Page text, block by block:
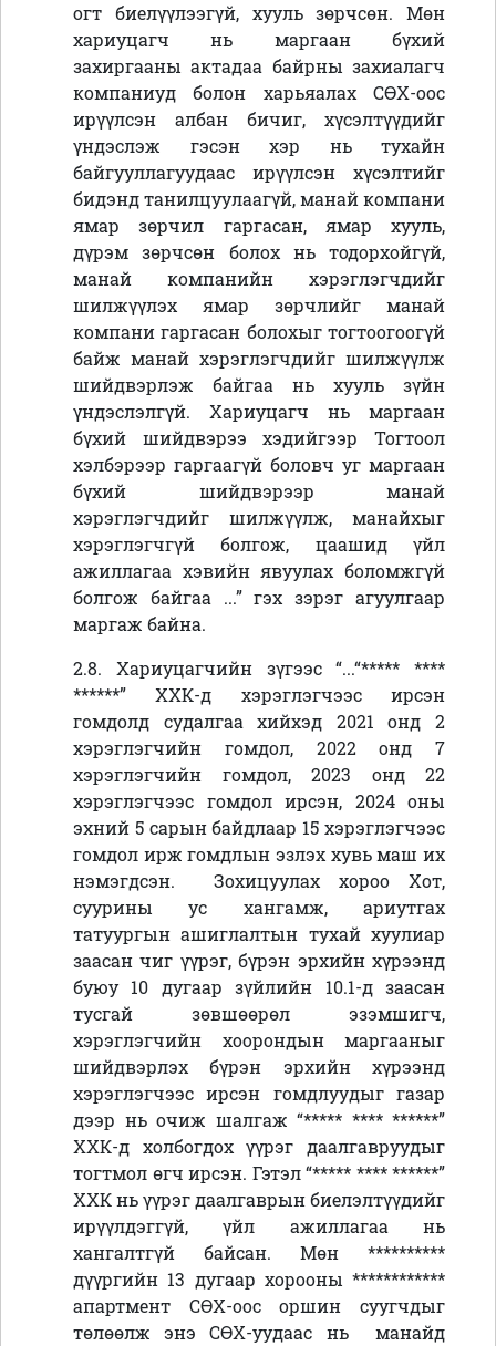
огт биелүүлээгүй, хууль зөрчсөн. Мөн
хариуцагч нь маргаан бүхий
захиргааны актадаа байрны захиалагч
компаниуд болон харьяалах СӨХ-оос
ирүүлсэн албан бичиг, хүсэлтүүдийг
үндэслэж гэсэн хэр нь тухайн
байгууллагуудаас ирүүлсэн хүсэлтийг
бидэнд танилцуулаагүй, манай компани
ямар зөрчил гаргасан, ямар хууль,
дүрэм зөрчсөн болох нь тодорхойгүй,
манай компанийн хэрэглэгчдийг
шилжүүлэх ямар зөрчлийг манай
компани гаргасан болохыг тогтоогоогүй
байж манай хэрэглэгчдийг шилжүүлж
шийдвэрлэж байгаа нь хууль зүйн
үндэслэлгүй. Хариуцагч нь маргаан
бүхий шийдвэрээ хэдийгээр Тогтоол
хэлбэрээр гаргаагүй боловч уг маргаан
бүхий шийдвэрээр манай
хэрэглэгчдийг шилжүүлж, манайхыг
хэрэглэгчгүй болгож, цаашид үйл
ажиллагаа хэвийн явуулах боломжгүй
болгож байгаа ...” гэх зэрэг агуулгаар
маргаж байна.
2.8. Хариуцагчийн зүгээс “...“***** ****
******”ХХК-д хэрэглэгчээс ирсэн
гомдолд судалгаа хийхэд 2021 онд 2
хэрэглэгчийн гомдол, 2022 онд 7
хэрэглэгчийн гомдол, 2023 онд 22
хэрэглэгчээс гомдол ирсэн, 2024 оны
эхний 5 сарын байдлаар 15 хэрэглэгчээс
гомдол ирж гомдлын эзлэх хувь маш их
нэмэгдсэн. Зохицуулах хороо Хот,
суурины ус хангамж, ариутгах
татуургын ашиглалтын тухай хуулиар
заасан чиг үүрэг, бүрэн эрхийн хүрээнд
буюу 10 дугаар зүйлийн 10.1-д заасан
тусгай зөвшөөрөл эзэмшигч,
хэрэглэгчийн хоорондын маргааныг
шийдвэрлэх бүрэн эрхийн хүрээнд
хэрэглэгчээс ирсэн гомдлуудыг газар
дээр нь очиж шалгаж “***** **** ******”
ХХК-д холбогдох үүрэг даалгавруудыг
тогтмол өгч ирсэн. Гэтэл“***** **** ******”
ХХК нь үүрэг даалгаврын биелэлтүүдийг
ирүүлдэггүй, үйл ажиллагаа нь
хангалтгүй байсан. Мөн **********
дүүргийн 13 дугаар хорооны ************
апартмент СӨХ-оос оршин суугчдыг
төлөөлж энэ СӨХ-уудаас нь манайд